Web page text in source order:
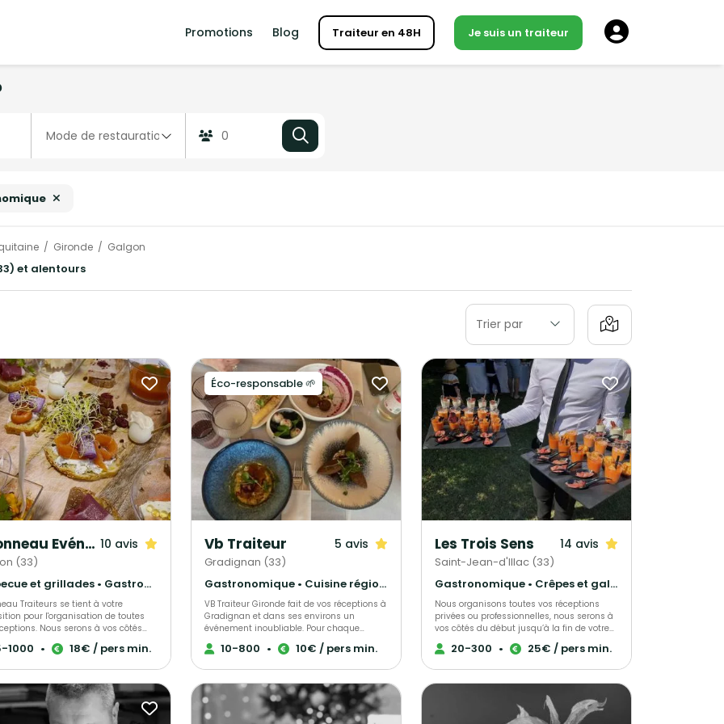
Promotions Blog Traiteur en 48H Je suis un traiteur
Gironde Galgon
et alentours
Trier par
Vironneau Evénementiel 10 avis
(33)
Barbecue et grillades • Gastronomique • Cuisine régionale
Traiteurs se tient à votre
pour l'organisation de toutes
Nous serons à vos côtés
réalisation de votre événement et
à vos demandes. Nous
repas ou des cocktails, nous
concevons, mettons en place,
de A à Z le parfait déroulement de
1000 • 18€ / pers min.
Éco-responsable 🌱
Vb Traiteur 5 avis
Gradignan (33)
Gastronomique • Cuisine régionale • Français Traditionnel
VB Traiteur Gironde fait de vos réceptions à
Gradignan et dans ses environs un
événement inoubliable. Pour chaque
occasion, vous avez le choix entre cocktail,
buffet, menus, plateaux repas, petits-
fait maison, nous travaillons avec des
fournisseurs locaux et nous favorisons les
produits de saisons. Nous faisons des
10-800 • 10€ / pers min.
Les Trois Sens 14 avis
Saint-Jean-d'Illac (33)
Gastronomique • Crêpes et galettes • Cuisine régionale
Nous organisons toutes vos réceptions
privées ou professionnelles, nous serons à
vos côtés du début jusqu’à la fin de votre
projet. Tout est personnalisable et nous
répondrons rigoureusement à toutes vos
20-300 • 25€ / pers min.